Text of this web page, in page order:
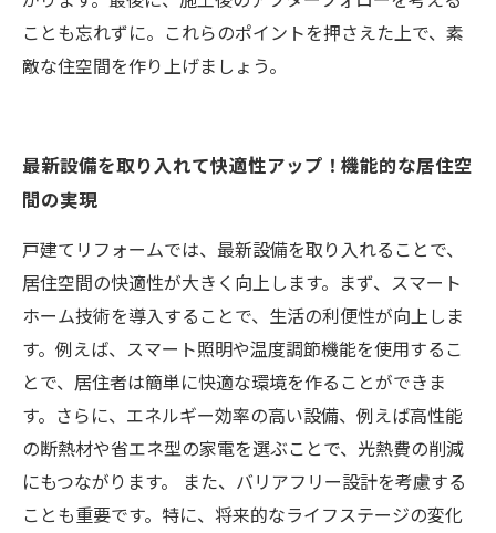
ことも忘れずに。これらのポイントを押さえた上で、素
敵な住空間を作り上げましょう。
最新設備を取り入れて快適性アップ！機能的な居住空
間の実現
戸建てリフォームでは、最新設備を取り入れることで、
居住空間の快適性が大きく向上します。まず、スマート
ホーム技術を導入することで、生活の利便性が向上しま
す。例えば、スマート照明や温度調節機能を使用するこ
とで、居住者は簡単に快適な環境を作ることができま
す。さらに、エネルギー効率の高い設備、例えば高性能
の断熱材や省エネ型の家電を選ぶことで、光熱費の削減
にもつながります。 また、バリアフリー設計を考慮する
ことも重要です。特に、将来的なライフステージの変化